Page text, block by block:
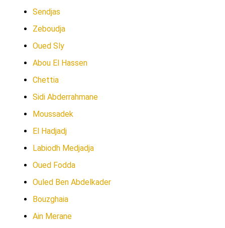
Sendjas
Zeboudja
Oued Sly
Abou El Hassen
Chettia
Sidi Abderrahmane
Moussadek
El Hadjadj
Labiodh Medjadja
Oued Fodda
Ouled Ben Abdelkader
Bouzghaia
Ain Merane